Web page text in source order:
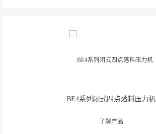
BE4系列闭式四点落料压力机
了解产品